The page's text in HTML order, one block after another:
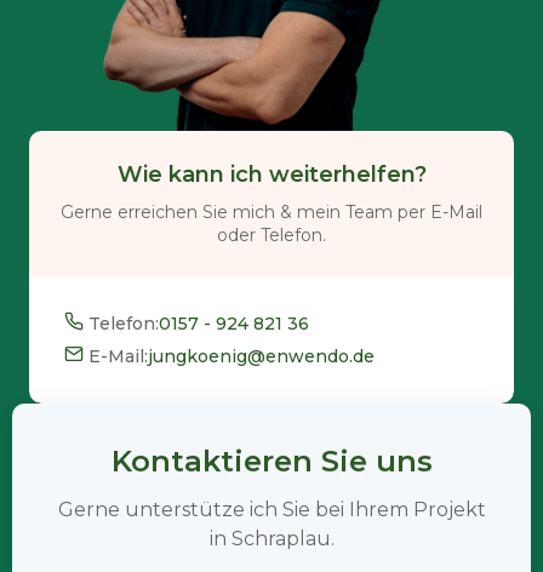
Wie kann ich weiterhelfen?
Gerne erreichen Sie mich & mein Team per E-Mail
oder Telefon.
Telefon:0157 - 924 821 36
E-Mail:jungkoenig@enwendo.de
Kontaktieren Sie uns
Gerne unterstütze ich Sie bei Ihrem Projekt
in Schraplau.